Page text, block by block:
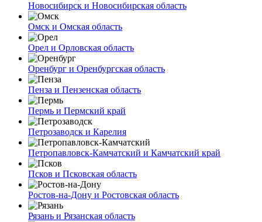
Новосибирск и Новосибирская область
Омск и Омская область
Орел и Орловская область
Оренбург и Оренбургская область
Пенза и Пензенская область
Пермь и Пермский край
Петрозаводск и Карелия
Петропавловск-Камчатский и Камчатский край
Псков и Псковская область
Ростов-на-Дону и Ростовская область
Рязань и Рязанская область